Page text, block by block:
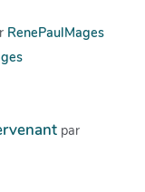
RenePaulMages
par